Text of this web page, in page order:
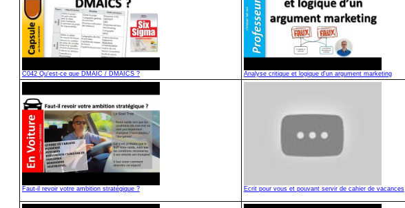
C042 Qu'est-ce que DMAIC / DMAICS ? Analyse critique et logique d'un argument marketing
Faut-il revoir votre ambition stratégique ? Ecrit pour vous et pouvant servir de cahier de vacances